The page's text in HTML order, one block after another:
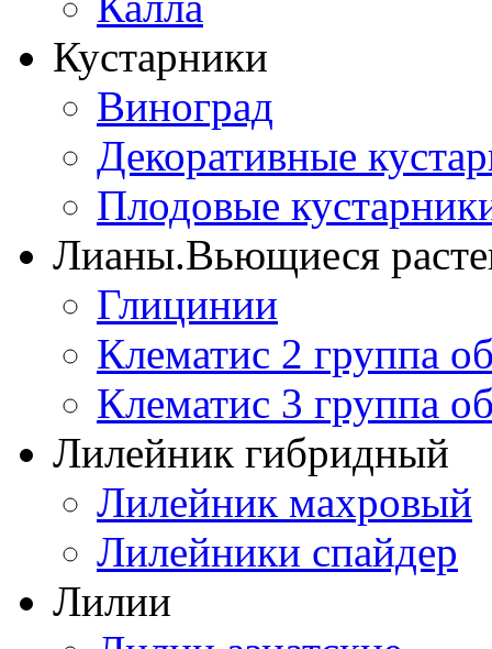
Кустарники
Виноград
Декоративные
Плодовые
Лианы.Вьющиеся
Глицинии
Клематис 2 группа
Клематис 3 группа
Лилейник гибридный
Лилейник махровый
Лилейники спайдер
Лилии